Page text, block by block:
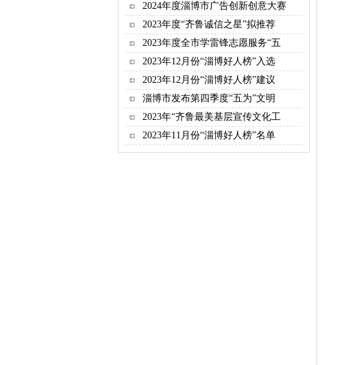
2024年度淄博市广告创新创意大赛
2023年度“齐鲁诚信之星”拟推荐
2023年度全市学雷锋志愿服务“五
2023年12月份“淄博好人榜”入选
2023年12月份“淄博好人榜”建议
淄博市发布第四季度“五为”文明
2023年“齐鲁最美基层宣传文化工
2023年11月份“淄博好人榜”名单